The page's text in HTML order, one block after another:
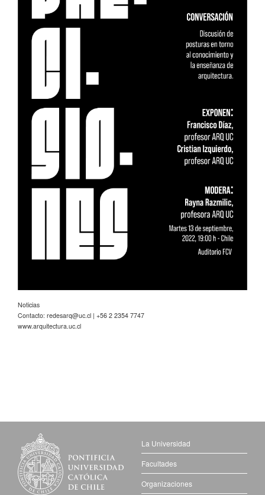
Noticias
Contacto: redesarq@uc.cl | +56 2 2354 7747
www.arquitectura.uc.cl
La Universidad
Facultades
Organizaciones